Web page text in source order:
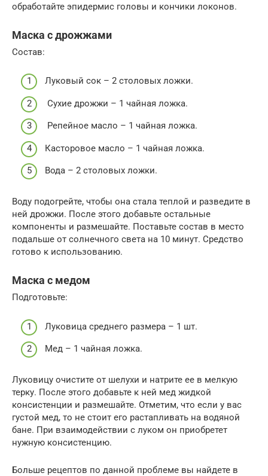
обработайте эпидермис головы и кончики локонов.
Маска с дрожжами
Состав:
Луковый сок – 2 столовых ложки.
Сухие дрожжи – 1 чайная ложка.
Репейное масло – 1 чайная ложка.
Касторовое масло – 1 чайная ложка.
Вода – 2 столовых ложки.
Воду подогрейте, чтобы она стала теплой и разведите в
ней дрожжи. После этого добавьте остальные
компоненты и размешайте. Поставьте состав в место
подальше от солнечного света на 10 минут. Средство
готово к использованию.
Маска с медом
Подготовьте:
Луковица среднего размера – 1 шт.
Мед – 1 чайная ложка.
Луковицу очистите от шелухи и натрите ее в мелкую
терку. После этого добавьте к ней мед жидкой
консистенции и размешайте. Отметим, что если у вас
густой мед, то не стоит его растапливать на водяной
бане. При взаимодействии с луком он приобретет
нужную консистенцию.
Больше рецептов по данной проблеме вы найдете в